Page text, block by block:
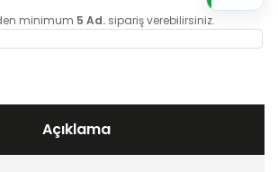
minimum 5 Ad. sipariş verebilirsiniz.
Açıklama